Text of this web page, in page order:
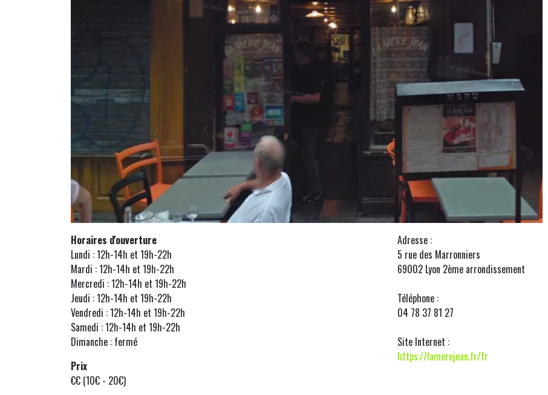
Horaires d'ouverture
Lundi : 12h-14h et 19h-22h
Mardi : 12h-14h et 19h-22h
Mercredi : 12h-14h et 19h-22h
Jeudi : 12h-14h et 19h-22h
Vendredi : 12h-14h et 19h-22h
Samedi : 12h-14h et 19h-22h
Dimanche : fermé
Prix
€€ (10€ - 20€)
Adresse :
5 rue des Marronniers
69002 Lyon 2ème arrondissement
Téléphone :
04 78 37 81 27
Site Internet :
https://lamerejean.fr/fr